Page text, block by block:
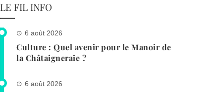
LE FIL INFO
6 août 2026
Culture : Quel avenir pour le Manoir de
la Châtaigneraie ?
6 août 2026